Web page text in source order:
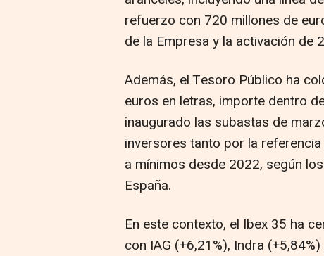
refuerzo con 720 millones de
de la Empresa y la activación de
Además, el Tesoro Público ha
euros en letras, importe dentro
inaugurado las subastas de
inversores tanto por la
a mínimos desde 2022, según
España.
En este contexto, el Ibex 35 ha
con IAG (+6,21%), Indra